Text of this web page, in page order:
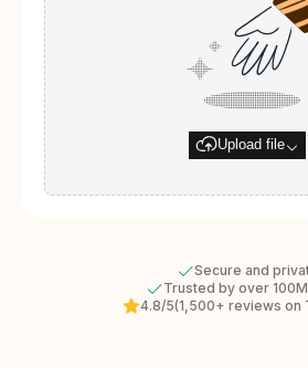
Upload file
Secure and
Trusted by over
4.8/5(1,500+ reviews on